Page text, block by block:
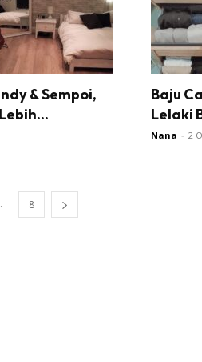
Impiana
Lahar Dekor
Sembang Dekor
Sembang Laman
Tip Impiana
& Sempoi,
Baju
Lelaki
Nana - 2
8